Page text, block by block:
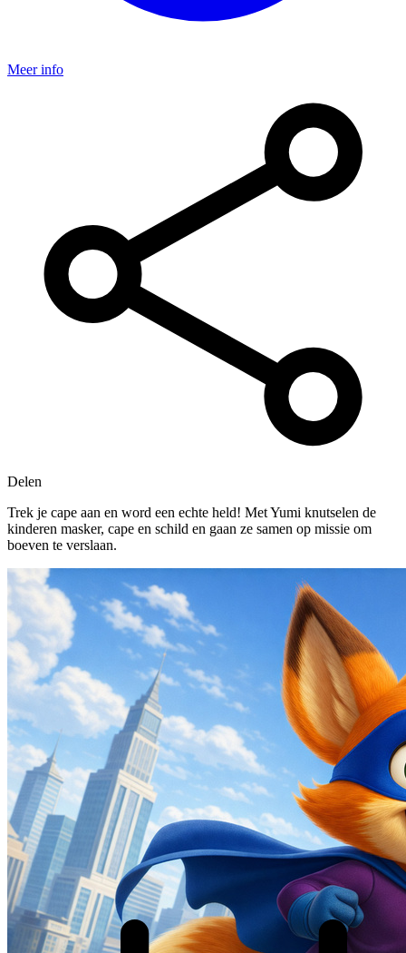
Meer info
Delen
Trek je cape aan en word een echte held! Met Yumi knutselen de
kinderen masker, cape en schild en gaan ze samen op missie om
boeven te verslaan.